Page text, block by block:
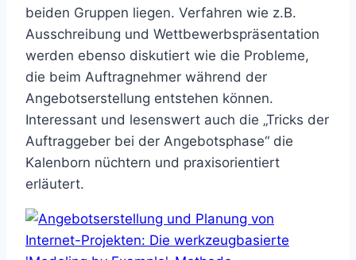
beiden Gruppen liegen. Verfahren wie z.B.
Ausschreibung und Wettbewerbspräsentation
werden ebenso diskutiert wie die Probleme,
die beim Auftragnehmer während der
Angebotserstellung entstehen können.
Interessant und lesenswert auch die „Tricks der
Auftraggeber bei der Angebotsphase“ die
Kalenborn nüchtern und praxisorientiert
erläutert.